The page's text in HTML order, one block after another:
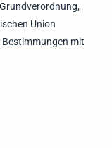
Union
mit